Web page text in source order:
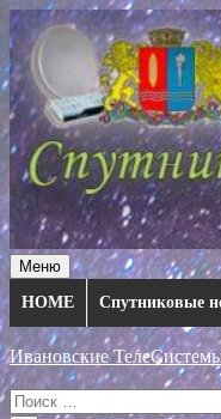
Перейти
к
содержимому
Меню
HOME
Спутниковые
Ивановские
Искать: